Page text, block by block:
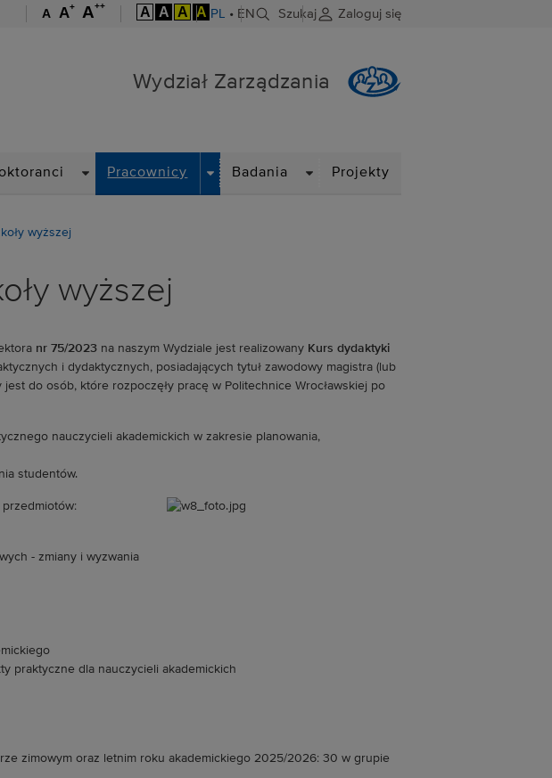
A A+ A++ A A A A PL • EN Szukaj Zaloguj się
Wydział Zarządzania
Pracownicy
DROPDOWN
Badania Projekty
wyższej
wyższej
nr 75/2023na naszym Wydziale jest realizowany Kurs dydaktyki
i dydaktycznych, posiadających tytuł zawodowy magistra (lub
do osób, które rozpoczęły pracę w Politechnice Wrocławskiej po
nauczycieli akademickich w zakresie planowania,
studentów.
przedmiotów:
- zmiany i wyzwania
praktyczne dla nauczycieli akademickich
zimowym oraz letnim roku akademickiego 2025/2026: 30 w grupie